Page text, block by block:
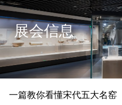
展会信息
一篇教你看懂宋代五大名窑